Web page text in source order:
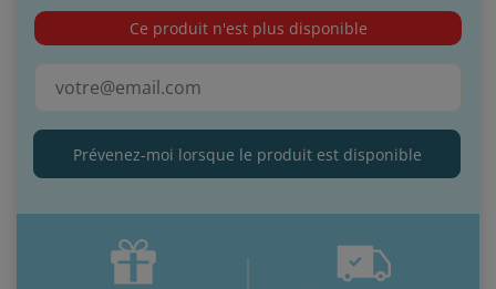
Ce produit n'est plus disponible
Prévenez-moi lorsque le produit est disponible